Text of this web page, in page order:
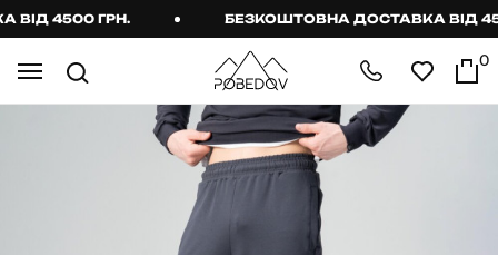
4500 ГРН. БЕЗКОШТОВНА ДОСТАВКА ВІД
0